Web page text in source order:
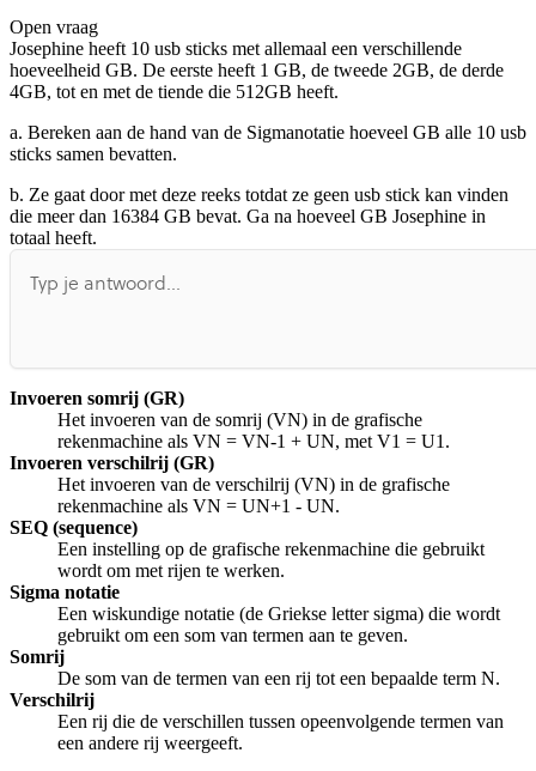
De uitleg gaat te langzaam
Afspelen werkte niet
Iets anders
Open vraag
Josephine heeft 10 usb sticks met allemaal een verschillende
hoeveelheid GB. De eerste heeft 1 GB, de tweede 2GB, de derde
4GB, tot en met de tiende die 512GB heeft.
a. Bereken aan de hand van de Sigmanotatie hoeveel GB alle 10 usb
sticks samen bevatten.
b. Ze gaat door met deze reeks totdat ze geen usb stick kan vinden
die meer dan 16384 GB bevat. Ga na hoeveel GB Josephine in
totaal heeft.
Invoeren somrij (GR)
Het invoeren van de somrij (VN) in de grafische
rekenmachine als VN = VN-1 + UN, met V1 = U1.
Invoeren verschilrij (GR)
Het invoeren van de verschilrij (VN) in de grafische
rekenmachine als VN = UN+1 - UN.
SEQ (sequence)
Een instelling op de grafische rekenmachine die gebruikt
wordt om met rijen te werken.
Sigma notatie
Een wiskundige notatie (de Griekse letter sigma) die wordt
gebruikt om een som van termen aan te geven.
Somrij
De som van de termen van een rij tot een bepaalde term N.
Verschilrij
Een rij die de verschillen tussen opeenvolgende termen van
een andere rij weergeeft.